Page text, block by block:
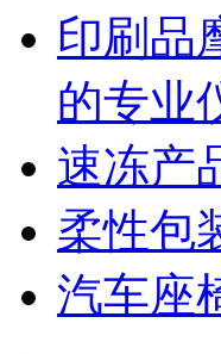
印刷品
的专业
速冻产
柔性包
汽车座